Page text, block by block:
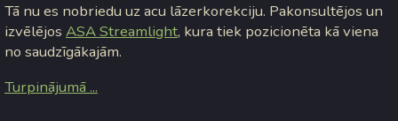
Tā nu es nobriedu uz acu lāzerkorekciju. Pakonsultējos un
izvēlējos ASA Streamlight, kura tiek pozicionēta kā viena
no saudzīgākajām.
Turpinājumā ...